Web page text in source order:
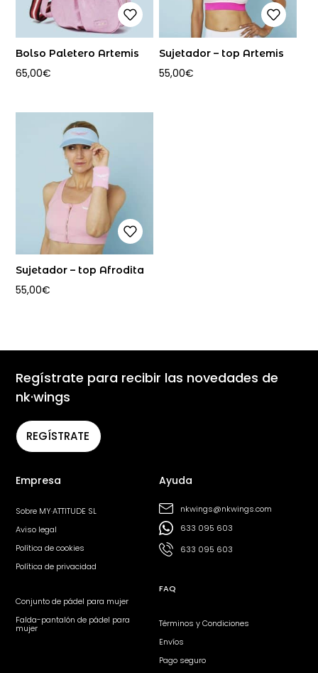
Bolso Paletero Artemis
65,00€
Sujetador – top Artemis
55,00€
Sujetador – top Afrodita
55,00€
Empresa
Sobre MY·ATTITUDE SL
Aviso legal
Política de cookies
Política de privacidad
Conjunto de pádel para mujer
Falda-pantalón de pádel para
mujer
Ayuda
nkwings@nkwings.com
633 095 603
633 095 603
FAQ
Términos y Condiciones
Envíos
Pago seguro
Regístrate para recibir las novedades de
nk·wings
REGÍSTRATE